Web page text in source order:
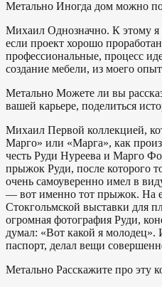
Метально Иногда дом можно
Михаил Однозначно. К этому я
если проект хорошо
профессиональные, процесс
создание мебели, из моего
Метально Можете ли вы
вашей карьере, поделиться
Михаил Первой коллекцией,
Марго» или «Марга», как
честь Руди Нуреева и Марго
прыжок Руди, после которого
очень самоуверенно имел в
— вот именно тот прыжок. На
Стокгольмской выставки для
огромная фотография Руди,
думал: «Вот какой я молодец».
паспорт, делал вещи
Метально Расскажите про эту